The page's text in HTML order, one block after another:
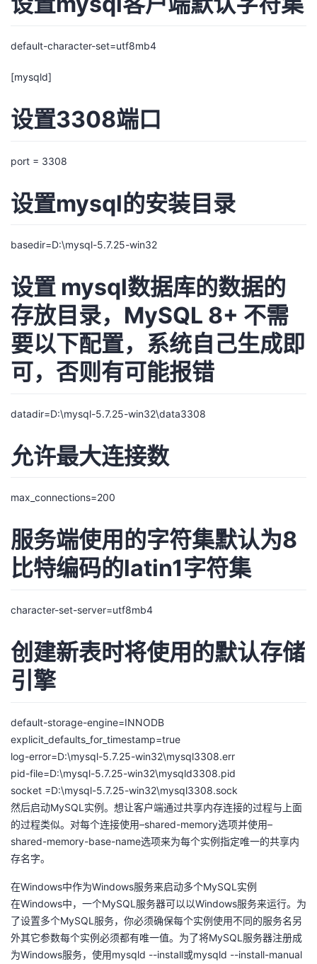
default-character-set=utf8mb4
[mysqld]
设置3308端口
port = 3308
设置mysql的安装目录
basedir=D:\mysql-5.7.25-win32
设置 mysql数据库的数据的
存放目录，MySQL 8+ 不需
要以下配置，系统自己生成即
可，否则有可能报错
datadir=D:\mysql-5.7.25-win32\data3308
允许最大连接数
max_connections=200
服务端使用的字符集默认为8
比特编码的latin1字符集
character-set-server=utf8mb4
创建新表时将使用的默认存储
引擎
default-storage-engine=INNODB
explicit_defaults_for_timestamp=true
log-error=D:\mysql-5.7.25-win32\mysql3308.err
pid-file=D:\mysql-5.7.25-win32\mysqld3308.pid
socket =D:\mysql-5.7.25-win32\mysql3308.sock
然后启动MySQL实例。想让客户端通过共享内存连接的过程与上面
的过程类似。对每个连接使用–shared-memory选项并使用–
shared-memory-base-name选项来为每个实例指定唯一的共享内
存名字。
在Windows中作为Windows服务来启动多个MySQL实例
在Windows中，一个MySQL服务器可以以Windows服务来运行。为
了设置多个MySQL服务，你必须确保每个实例使用不同的服务名另
外其它参数每个实例必须都有唯一值。为了将MySQL服务器注册成
为Windows服务，使用mysqld --install或mysqld --install-manual